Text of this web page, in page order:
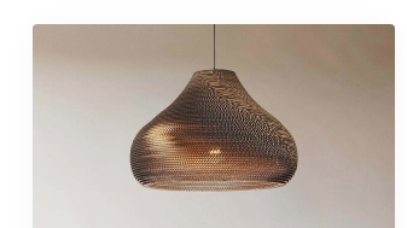
In hoogte verstelbaar
Beschermingsgraad
Beschermingsklasse